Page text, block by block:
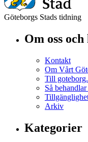
Göteborgs Stads tidning
Om oss
Kontakt
Om Vårt
Till
Så
Arkiv
Kategorier